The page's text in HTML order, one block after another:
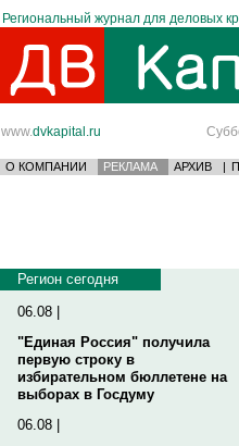
Региональный журнал для деловых
www.dvkapital.ru
О КОМПАНИИ РЕКЛАМА АРХИВ |
Регион сегодня
06.08 |
"Единая Россия" получила
первую строку в
избирательном бюллетене на
выборах в Госдуму
06.08 |